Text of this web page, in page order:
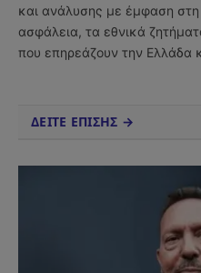
και ανάλυσης με έμφαση στη
ασφάλεια, τα εθνικά
που επηρεάζουν την Ελλάδα
ΔΕΙΤΕ ΕΠΙΣΗΣ →